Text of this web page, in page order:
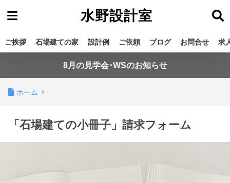
水野設計室
ご挨拶 石場建ての家 設計例 ご依頼 ブログ お問合せ 求
8月の見学会･WSのお知らせ
ホーム
「石場建ての小冊子」請求フォーム